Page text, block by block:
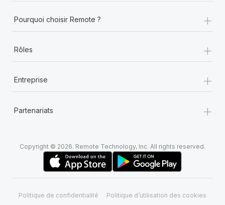
Pourquoi choisir Remote ? +
Rôles +
Entreprise +
Partenariats +
Copyright © 2026. Remote Technology, Inc. All rights reserved.
Politique de confidentialité Politique d’utilisation des cookies